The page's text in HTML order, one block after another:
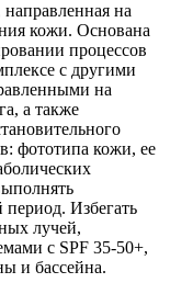
на
кожи. Основана
процессов
с другими
на
а также
фототипа кожи, ее
Избегать
лучей,
с SPF 35-50+,
и бассейна.